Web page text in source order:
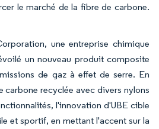
le marché de la fibre de carbone.
une entreprise chimique
un nouveau produit composite
de gaz à effet de serre. En
carbone recyclée avec divers nylons
l'innovation d'UBE cible
et sportif, en mettant l'accent sur la